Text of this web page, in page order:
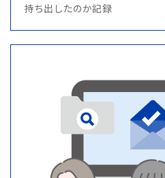
持ち出したのか記録